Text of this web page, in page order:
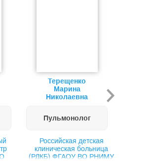
Терещенко
Марина
Николаевна
Пульмонолог
Российская детская
клиническая больница
(РДКБ) ФГАОУ ВО РНИМУ